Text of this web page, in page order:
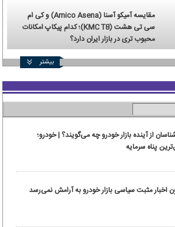
مقایسه آمیکو آسنا (Amico Asena) و کی ام
سی تی هشت (KMC T8)؛ کدام پیکاپ امکانات
محبوب تری در بازار ایران دارد؟
بیشتر
از آینده بازار خودرو چه می‌گویند؟ | خودرو؛
پناه سرمایه
اخبار مثبت سیاسی بازار خودرو به آرامش نمی‌رسد